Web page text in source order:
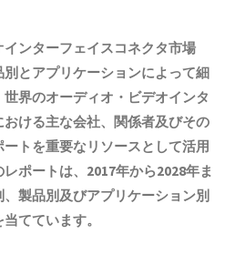
ンターフェイスコネクタ市場
とアプリケーションによって細
世界のオーディオ・ビデオインタ
おける主な会社、関係者及びその
トを重要なリソースとして活用
ポートは、2017年から2028年ま
製品別及びアプリケーション別
てています。